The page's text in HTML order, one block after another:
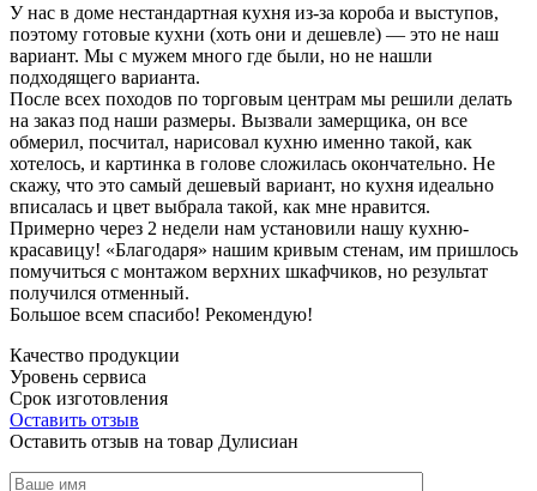
У нас в доме нестандартная кухня из-за короба и выступов,
поэтому готовые кухни (хоть они и дешевле) — это не наш
вариант. Мы с мужем много где были, но не нашли
подходящего варианта.
После всех походов по торговым центрам мы решили делать
на заказ под наши размеры. Вызвали замерщика, он все
обмерил, посчитал, нарисовал кухню именно такой, как
хотелось, и картинка в голове сложилась окончательно. Не
скажу, что это самый дешевый вариант, но кухня идеально
вписалась и цвет выбрала такой, как мне нравится.
Примерно через 2 недели нам установили нашу кухню-
красавицу! «Благодаря» нашим кривым стенам, им пришлось
помучиться с монтажом верхних шкафчиков, но результат
получился отменный.
Большое всем спасибо! Рекомендую!
Качество продукции
Уровень сервиса
Срок изготовления
Оставить отзыв
Оставить отзыв на товар Дулисиан